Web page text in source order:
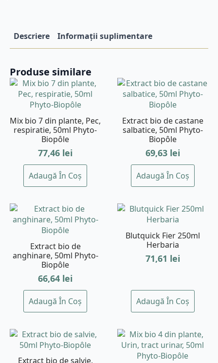
Descriere Informații suplimentare
Produse similare
Mix bio 7 din plante, Pec,
respiratie, 50ml Phyto-
Biopôle
77,46 lei
Adaugă În Coș
Extract bio de castane
salbatice, 50ml Phyto-
Biopôle
69,63 lei
Adaugă În Coș
Extract bio de
anghinare, 50ml Phyto-
Biopôle
66,64 lei
Adaugă În Coș
Blutquick Fier 250ml
Herbaria
71,61 lei
Adaugă În Coș
Extract bio de salvie,